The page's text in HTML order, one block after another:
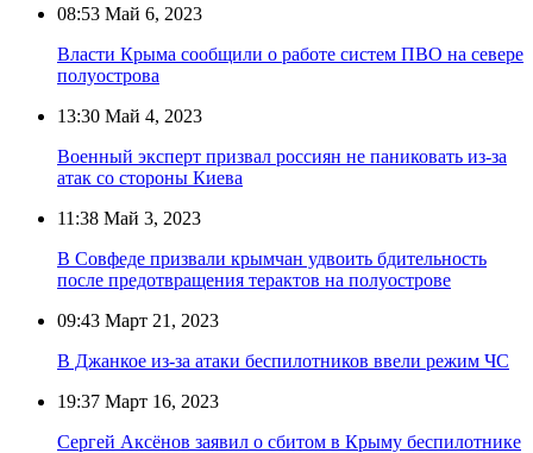
08:53 Май 6, 2023
Власти Крыма сообщили о работе систем ПВО на севере
полуострова
13:30 Май 4, 2023
Военный эксперт призвал россиян не паниковать из-за
атак со стороны Киева
11:38 Май 3, 2023
В Совфеде призвали крымчан удвоить бдительность
после предотвращения терактов на полуострове
09:43 Март 21, 2023
В Джанкое из-за атаки беспилотников ввели режим ЧС
19:37 Март 16, 2023
Сергей Аксёнов заявил о сбитом в Крыму беспилотнике